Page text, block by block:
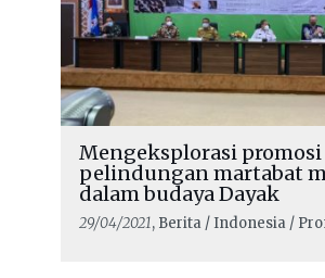
Mengeksplorasi promosi
pelindungan martabat
dalam budaya Dayak
29/04/2021, Berita / Indonesia /